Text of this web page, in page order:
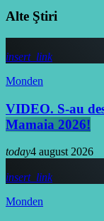
Alte Ştiri
insert_link
Monden
VIDEO. S-au
Mamaia 2026!
today4 august 2026
insert_link
Monden